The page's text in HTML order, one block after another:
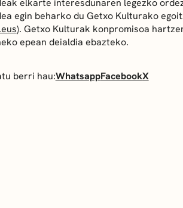
egin beharko du Getxo Kulturako
). Getxo Kulturak konpromisoa
epean deialdia ebazteko.
berri hau:WhatsappFacebookX